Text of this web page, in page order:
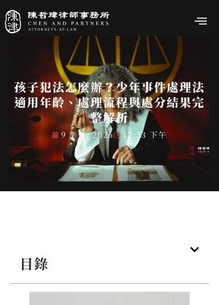
孩子犯法怎麼辦？少年事件處理法
適用年齡、處理流程與處分結果完
整解析
9 5 月, 2026 12:33 下午
目錄